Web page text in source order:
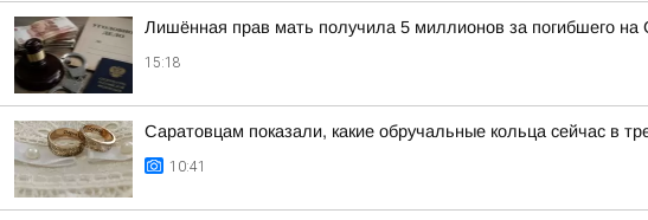
Лишённая прав мать получила 5 миллионов за погибшего
15:18
Саратовцам показали, какие обручальные кольца сейчас в
10:41